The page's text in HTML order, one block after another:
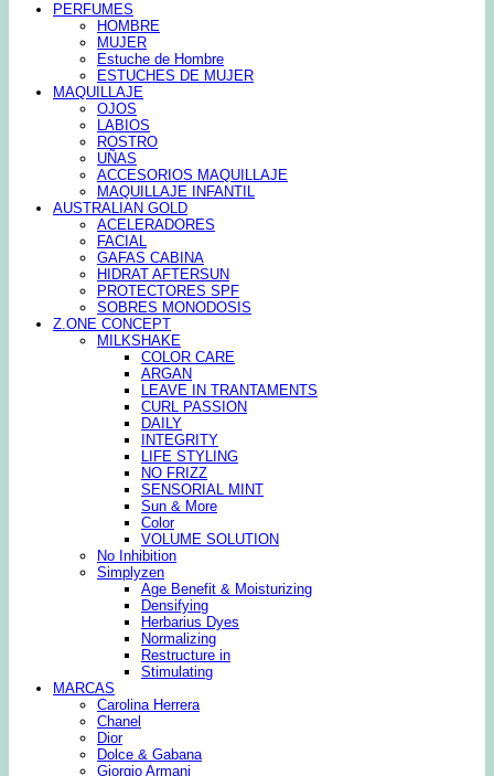
PERFUMES
HOMBRE
MUJER
Estuche de Hombre
ESTUCHES DE MUJER
MAQUILLAJE
OJOS
LABIOS
ROSTRO
UÑAS
ACCESORIOS MAQUILLAJE
MAQUILLAJE INFANTIL
AUSTRALIAN GOLD
ACELERADORES
FACIAL
GAFAS CABINA
HIDRAT AFTERSUN
PROTECTORES SPF
SOBRES MONODOSIS
Z.ONE CONCEPT
MILKSHAKE
COLOR CARE
ARGAN
LEAVE IN TRANTAMENTS
CURL PASSION
DAILY
INTEGRITY
LIFE STYLING
NO FRIZZ
SENSORIAL MINT
Sun & More
Color
VOLUME SOLUTION
No Inhibition
Simplyzen
Age Benefit & Moisturizing
Densifying
Herbarius Dyes
Normalizing
Restructure in
Stimulating
MARCAS
Carolina Herrera
Chanel
Dior
Dolce & Gabana
Giorgio Armani